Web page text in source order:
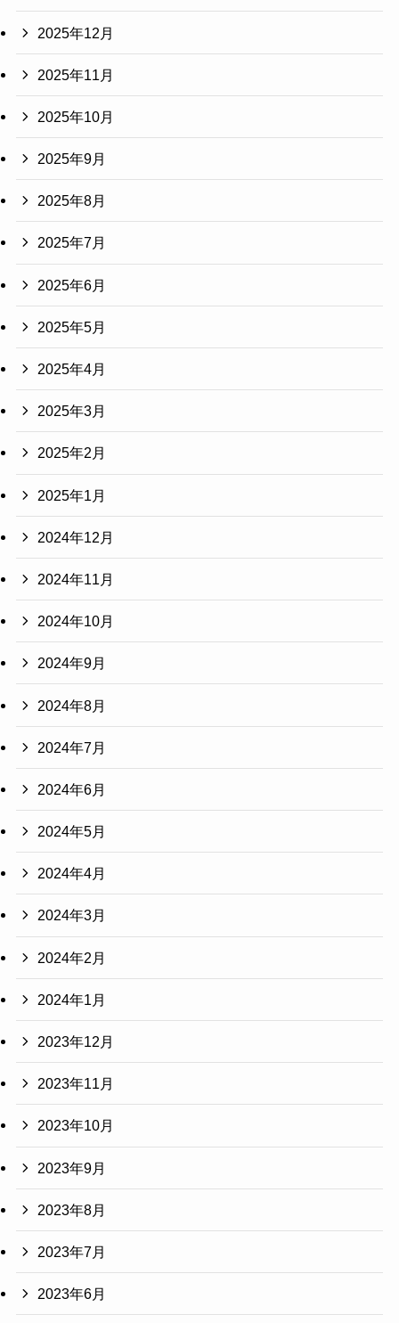
2025年12月
2025年11月
2025年10月
2025年9月
2025年8月
2025年7月
2025年6月
2025年5月
2025年4月
2025年3月
2025年2月
2025年1月
2024年12月
2024年11月
2024年10月
2024年9月
2024年8月
2024年7月
2024年6月
2024年5月
2024年4月
2024年3月
2024年2月
2024年1月
2023年12月
2023年11月
2023年10月
2023年9月
2023年8月
2023年7月
2023年6月